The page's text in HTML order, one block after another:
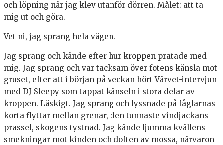
och löpning när jag klev utanför dörren. Målet: att ta
mig ut och göra.
Vet ni, jag sprang hela vägen.
Jag sprang och kände efter hur kroppen pratade med
mig. Jag sprang och var tacksam över fotens känsla mot
gruset, efter att i början på veckan hört Värvet-intervjun
med DJ Sleepy som tappat känseln i stora delar av
kroppen. Läskigt. Jag sprang och lyssnade på fåglarnas
korta flyttar mellan grenar, den tunnaste vindjackans
prassel, skogens tystnad. Jag kände ljumma kvällens
smekningar mot kinden och doften av mossa, närvaron